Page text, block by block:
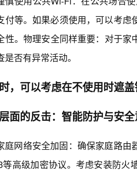
付等。如果必须使用，可以考
性。物理安全同样重要：对于
是否有异常活动。
，可以考虑在不使用时遮
面的反击：智能防护与安
庭网络安全加固：确保家庭路
等高级加密协议。考虑安装防火